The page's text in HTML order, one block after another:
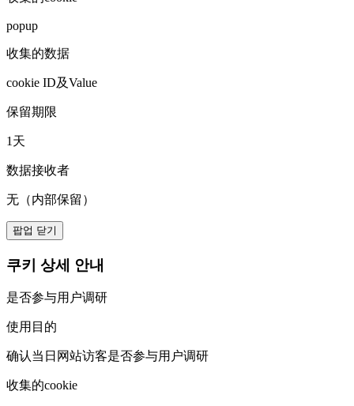
popup
收集的数据
cookie ID及Value
保留期限
1天
数据接收者
无（内部保留）
팝업 닫기
쿠키 상세 안내
是否参与用户调研
使用目的
确认当日网站访客是否参与用户调研
收集的cookie